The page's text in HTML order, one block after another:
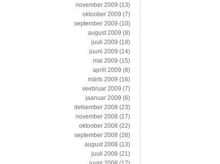
november 2009 (13)
oktoober 2009 (7)
september 2009 (10)
august 2009 (8)
juuli 2009 (18)
juuni 2009 (14)
mai 2009 (15)
aprill 2009 (8)
märts 2009 (16)
veebruar 2009 (7)
jaanuar 2009 (6)
detsember 2008 (23)
november 2008 (17)
oktoober 2008 (22)
september 2008 (28)
august 2008 (13)
juuli 2008 (21)